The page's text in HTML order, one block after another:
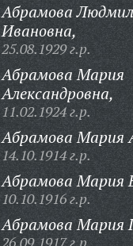
Абрамова
Ивановна,
25.08.1929 г.р.
Абрамова Мария
Александровна,
11.02.1924 г.р.
Абрамова Мария
14.10.1914 г.р.
Абрамова Мария
10.10.1916 г.р.
Абрамова Мария
26.09.1917 г.р.